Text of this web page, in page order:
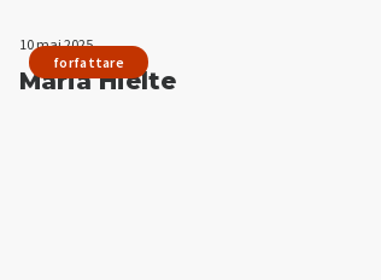
forfattare
10 maj 2025
Maria Hielte